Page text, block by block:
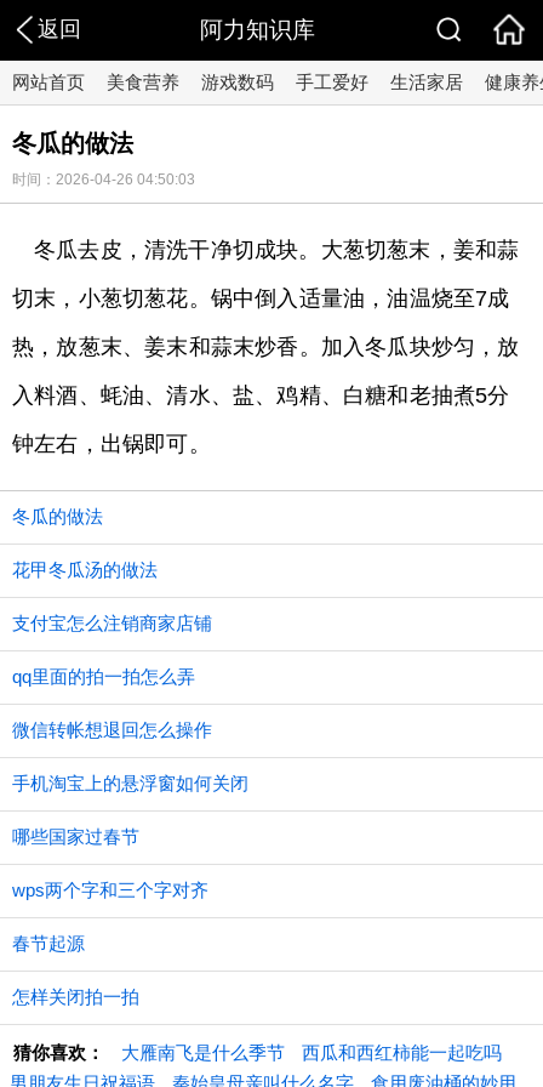
返回 阿力知识库
网站首页 美食营养 游戏数码 手工爱好 生活家居 健康养
冬瓜的做法
时间：2026-04-26 04:50:03
冬瓜去皮，清洗干净切成块。大葱切葱末，姜和蒜
切末，小葱切葱花。锅中倒入适量油，油温烧至7成
热，放葱末、姜末和蒜末炒香。加入冬瓜块炒匀，放
入料酒、蚝油、清水、盐、鸡精、白糖和老抽煮5分
钟左右，出锅即可。
冬瓜的做法
花甲冬瓜汤的做法
支付宝怎么注销商家店铺
qq里面的拍一拍怎么弄
微信转帐想退回怎么操作
手机淘宝上的悬浮窗如何关闭
哪些国家过春节
wps两个字和三个字对齐
春节起源
怎样关闭拍一拍
猜你喜欢： 大雁南飞是什么季节
西瓜和西红柿能一起吃吗
男朋友生日祝福语
秦始皇母亲叫什么名字 食用废油桶的妙用